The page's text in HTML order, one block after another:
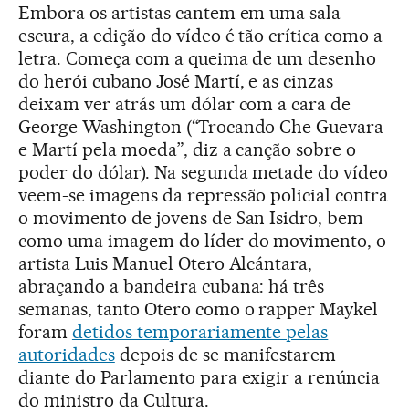
Embora os artistas cantem em uma sala
escura, a edição do vídeo é tão crítica como a
letra. Começa com a queima de um desenho
do herói cubano José Martí, e as cinzas
deixam ver atrás um dólar com a cara de
George Washington (“Trocando Che Guevara
e Martí pela moeda”, diz a canção sobre o
poder do dólar). Na segunda metade do vídeo
veem-se imagens da repressão policial contra
o movimento de jovens de San Isidro, bem
como uma imagem do líder do movimento, o
artista Luis Manuel Otero Alcántara,
abraçando a bandeira cubana: há três
semanas, tanto Otero como o rapper Maykel
foram detidos temporariamente pelas
autoridadesdepois de se manifestarem
diante do Parlamento para exigir a renúncia
do ministro da Cultura.